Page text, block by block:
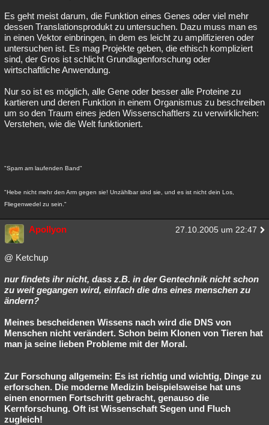
Es geht meist darum, die Funktion eines Genes oder viel mehr
dessen Translationsprodukt zu untersuchen. Dazu muss man es
in einen Vektor einbringen, in dem es leicht zu amplifizieren oder
untersuchen ist. Es mag Projekte geben, die ethisch kompliziert
sind, der Gros ist schlicht Grundlagenforschung oder
wirtschaftliche Anwendung.
Nur so ist es möglich, alle Gene oder besser alle Proteine zu
kartieren und deren Funktion in einem Organismus zu beschreiben
um so den Traum eines jeden Wissenschaftlers zu verwirklichen:
Verstehen, wie die Welt funktioniert.
"Spam am laufenden Band"
"Hebe nicht mehr den Arm gegen sie! Unzählbar sind sie, und es ist nicht dein Los,
Fliegenwedel zu sein."
Apollyon 27.10.2005 um 22:47
@ Ketchup
nur findets ihr nicht, dass z.B. in der Gentechnik nicht schon
zu weit gegangen wird, einfach die dns eines menschen zu
ändern?
Meines bescheidenen Wissens nach wird die DNS von
Menschen nicht verändert. Schon beim Klonen von Tieren hat
man ja seine lieben Probleme mit der Moral.
Zur Forschung allgemein: Es ist richtig und wichtig, Dinge zu
erforschen. Die moderne Medizin beispielsweise hat uns
einen enormen Fortschritt gebracht, genauso die
Kernforschung. Oft ist Wissenschaft Segen und Fluch
zugleich!